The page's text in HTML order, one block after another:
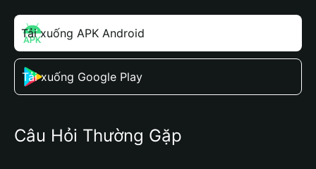
Tải xuống APK Android
Tải xuống Google Play
Câu Hỏi Thường Gặp